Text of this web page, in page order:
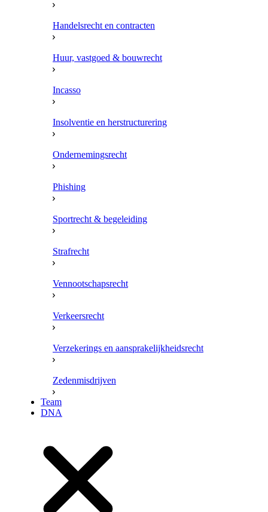
Handelsrecht en contracten
Huur, vastgoed & bouwrecht
Incasso
Insolventie en herstructurering
Ondernemingsrecht
Phishing
Sportrecht & begeleiding
Strafrecht
Vennootschapsrecht
Verkeersrecht
Verzekerings en aansprakelijkheidsrecht
Zedenmisdrijven
Team
DNA